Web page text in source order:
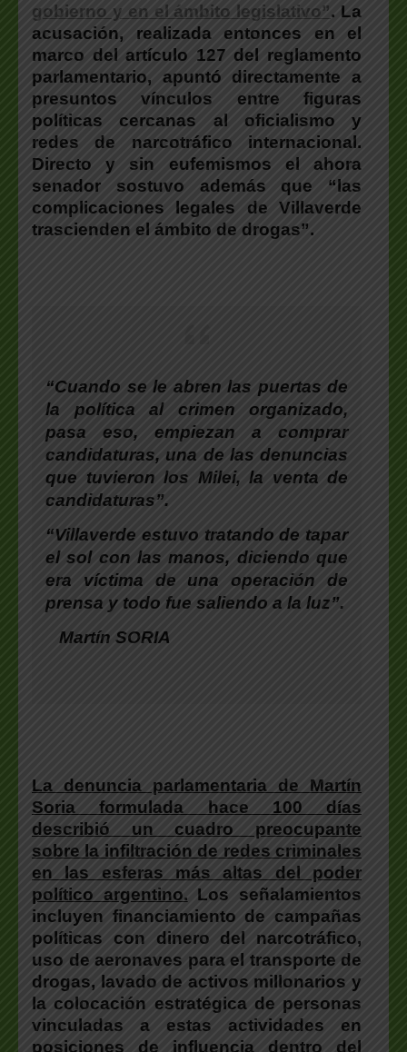
gobierno y en el ámbito legislativo”. La
acusación, realizada entonces en el
marco del artículo 127 del reglamento
parlamentario, apuntó directamente a
presuntos vínculos entre figuras
políticas cercanas al oficialismo y
redes de narcotráfico internacional.
Directo y sin eufemismos el ahora
senador sostuvo además que “las
complicaciones legales de Villaverde
trascienden el ámbito de drogas”.
“Cuando se le abren las puertas de
la política al crimen organizado,
pasa eso, empiezan a comprar
candidaturas, una de las denuncias
que tuvieron los Milei, la venta de
candidaturas”.
“Villaverde estuvo tratando de tapar
el sol con las manos, diciendo que
era víctima de una operación de
prensa y todo fue saliendo a la luz”.
Martín SORIA
La denuncia parlamentaria de Martín
Soria formulada hace 100 días
describió un cuadro preocupante
sobre la infiltración de redes criminales
en las esferas más altas del poder
político argentino. Los señalamientos
incluyen financiamiento de campañas
políticas con dinero del narcotráfico,
uso de aeronaves para el transporte de
drogas, lavado de activos millonarios y
la colocación estratégica de personas
vinculadas a estas actividades en
posiciones de influencia dentro del